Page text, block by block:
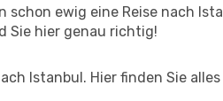
schon ewig eine Reise nach
Sie hier genau richtig!
Istanbul. Hier finden Sie